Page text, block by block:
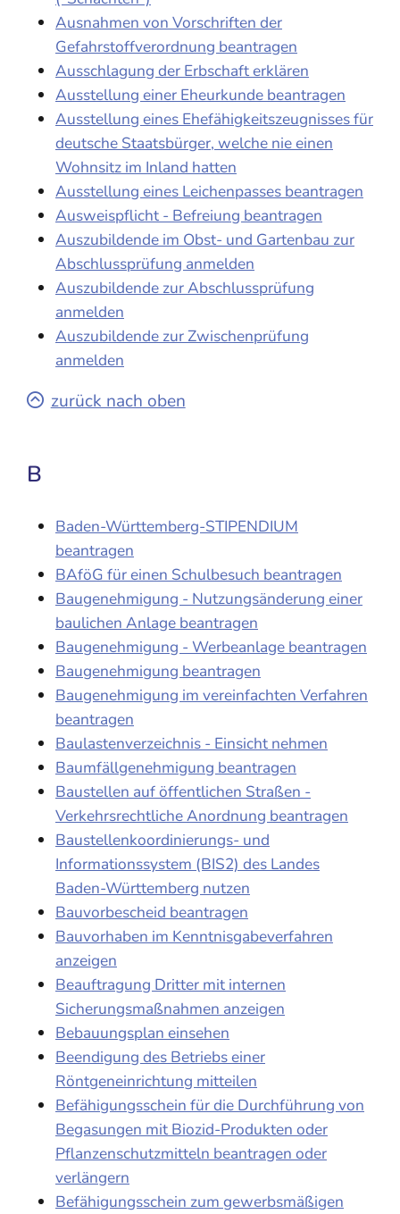
Ausnahmen von Vorschriften der
Gefahrstoffverordnung beantragen
Ausschlagung der Erbschaft erklären
Ausstellung einer Eheurkunde beantragen
Ausstellung eines Ehefähigkeitszeugnisses für
deutsche Staatsbürger, welche nie einen
Wohnsitz im Inland hatten
Ausstellung eines Leichenpasses beantragen
Ausweispflicht - Befreiung beantragen
Auszubildende im Obst- und Gartenbau zur
Abschlussprüfung anmelden
Auszubildende zur Abschlussprüfung
anmelden
Auszubildende zur Zwischenprüfung
anmelden
zurück nach oben
B
Baden-Württemberg-STIPENDIUM
beantragen
BAföG für einen Schulbesuch beantragen
Baugenehmigung - Nutzungsänderung einer
baulichen Anlage beantragen
Baugenehmigung - Werbeanlage beantragen
Baugenehmigung beantragen
Baugenehmigung im vereinfachten Verfahren
beantragen
Baulastenverzeichnis - Einsicht nehmen
Baumfällgenehmigung beantragen
Baustellen auf öffentlichen Straßen -
Verkehrsrechtliche Anordnung beantragen
Baustellenkoordinierungs- und
Informationssystem (BIS2) des Landes
Baden-Württemberg nutzen
Bauvorbescheid beantragen
Bauvorhaben im Kenntnisgabeverfahren
anzeigen
Beauftragung Dritter mit internen
Sicherungsmaßnahmen anzeigen
Bebauungsplan einsehen
Beendigung des Betriebs einer
Röntgeneinrichtung mitteilen
Befähigungsschein für die Durchführung von
Begasungen mit Biozid-Produkten oder
Pflanzenschutzmitteln beantragen oder
verlängern
Befähigungsschein zum gewerbsmäßigen